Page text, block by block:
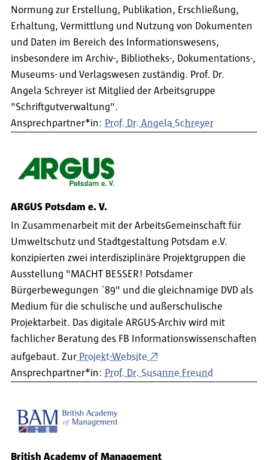
Normung zur Erstellung, Publikation, Erschließung,
Erhaltung, Vermittlung und Nutzung von Dokumenten
und Daten im Bereich des Informationswesens,
insbesondere im Archiv-, Bibliotheks-, Dokumentations-,
Museums- und Verlagswesen zuständig. Prof. Dr.
Angela Schreyer ist Mitglied der Arbeitsgruppe
"Schriftgutverwaltung".
Ansprechpartner*in: Prof. Dr. Angela Schreyer
ARGUS Potsdam e. V.
In Zusammenarbeit mit der ArbeitsGemeinschaft für
Umweltschutz und Stadtgestaltung Potsdam e.V.
konzipierten zwei interdisziplinäre Projektgruppen die
Ausstellung "MACHT BESSER! Potsdamer
Bürgerbewegungen `89" und die gleichnamige DVD als
Medium für die schulische und außerschulische
Projektarbeit. Das digitale ARGUS-Archiv wird mit
fachlicher Beratung des FB Informationswissenschaften
aufgebaut. Zur Projekt-Website
Ansprechpartner*in: Prof. Dr. Susanne Freund
British Academy of Management